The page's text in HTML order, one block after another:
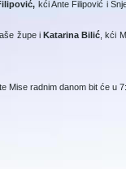
kći Ante Filipović i
župe i Katarina Bilić , kći
Mise radnim danom bit će u